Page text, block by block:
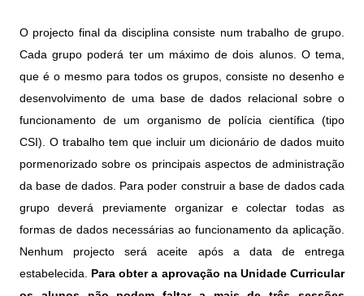
O projecto final da disciplina consiste num trabalho de grupo.
Cada grupo poderá ter um máximo de dois alunos. O tema,
que é o mesmo para todos os grupos, consiste no desenho e
desenvolvimento de uma base de dados relacional sobre o
funcionamento de um organismo de polícia científica (tipo
CSI). O trabalho tem que incluir um dicionário de dados muito
pormenorizado sobre os principais aspectos de administração
da base de dados. Para poder construir a base de dados cada
grupo deverá previamente organizar e colectar todas as
formas de dados necessárias ao funcionamento da aplicação.
Nenhum projecto será aceite após a data de entrega
estabelecida. Para obter a aprovação na Unidade Curricular